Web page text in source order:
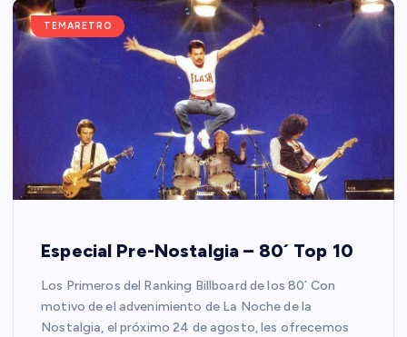
TEMARETRO
Especial Pre-Nostalgia – 80´ Top 10
Los Primeros del Ranking Billboard de los 80´ Con
motivo de el advenimiento de La Noche de la
Nostalgia, el próximo 24 de agosto, les ofrecemos